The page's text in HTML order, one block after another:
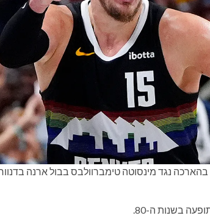
נגד מינסוטה טימברוולבס בבול ארנה בדנוור, קולו, ב-25
בשנות ה-80.